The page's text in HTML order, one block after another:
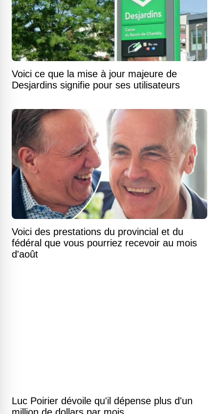
Voici ce que la mise à jour majeure de
Desjardins signifie pour ses utilisateurs
Voici des prestations du provincial et du
fédéral que vous pourriez recevoir au mois
d'août
Luc Poirier dévoile qu'il dépense plus d'un